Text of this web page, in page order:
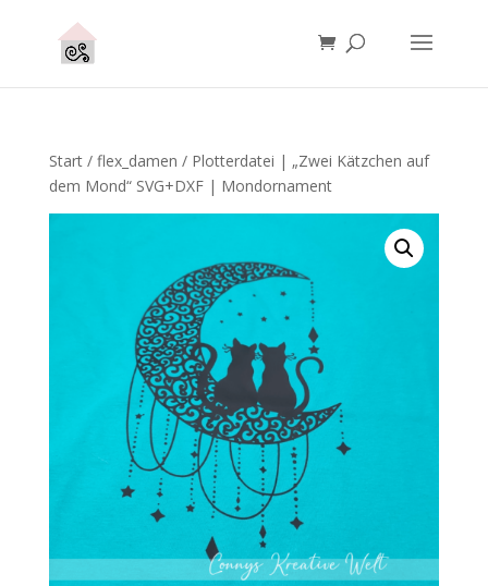
Start/ flex_damen / Plotterdatei | „Zwei Kätzchen auf
dem Mond“ SVG+DXF | Mondornament